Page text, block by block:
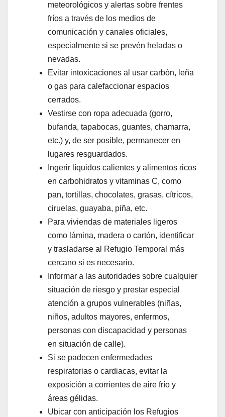
meteorológicos y alertas sobre frentes
fríos a través de los medios de
comunicación y canales oficiales,
especialmente si se prevén heladas o
nevadas.
Evitar intoxicaciones al usar carbón, leña
o gas para calefaccionar espacios
cerrados.
Vestirse con ropa adecuada (gorro,
bufanda, tapabocas, guantes, chamarra,
etc.) y, de ser posible, permanecer en
lugares resguardados.
Ingerir líquidos calientes y alimentos ricos
en carbohidratos y vitaminas C, como
pan, tortillas, chocolates, grasas, cítricos,
ciruelas, guayaba, piña, etc.
Para viviendas de materiales ligeros
como lámina, madera o cartón, identificar
y trasladarse al Refugio Temporal más
cercano si es necesario.
Informar a las autoridades sobre cualquier
situación de riesgo y prestar especial
atención a grupos vulnerables (niñas,
niños, adultos mayores, enfermos,
personas con discapacidad y personas
en situación de calle).
Si se padecen enfermedades
respiratorias o cardiacas, evitar la
exposición a corrientes de aire frío y
áreas gélidas.
Ubicar con anticipación los Refugios